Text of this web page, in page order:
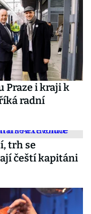
Praze i kraji k
radní
trh se
čeští kapitáni